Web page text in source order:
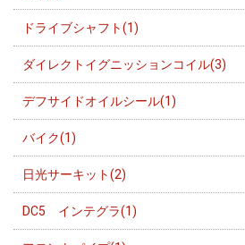
ドライブシャフト(1)
ダイレクトイグニッションコイル(3)
デフサイドオイルシール(1)
バイク(1)
日光サーキット(2)
DC5 インテグラ(1)